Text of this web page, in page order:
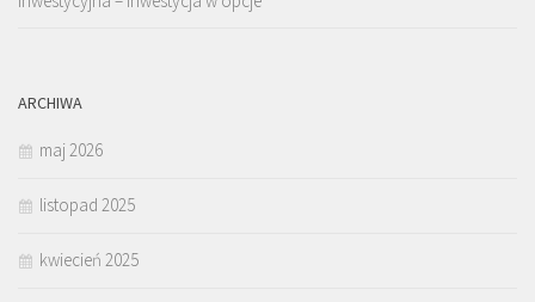
ARCHIWA
maj 2026
listopad 2025
kwiecień 2025